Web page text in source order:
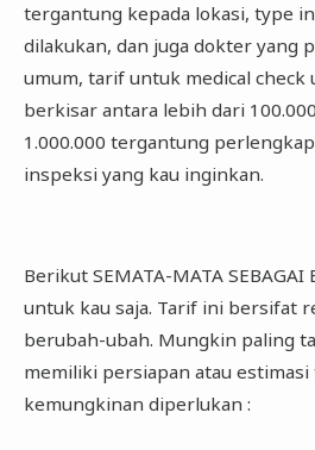
tergantung kepada lokasi, type
dilakukan, dan juga dokter yang
umum, tarif untuk medical check
berkisar antara lebih dari
1.000.000 tergantung
inspeksi yang kau inginkan.
Berikut SEMATA-MATA SEBAGAI
untuk kau saja. Tarif ini bersifat
berubah-ubah. Mungkin paling
memiliki persiapan atau
kemungkinan diperlukan :